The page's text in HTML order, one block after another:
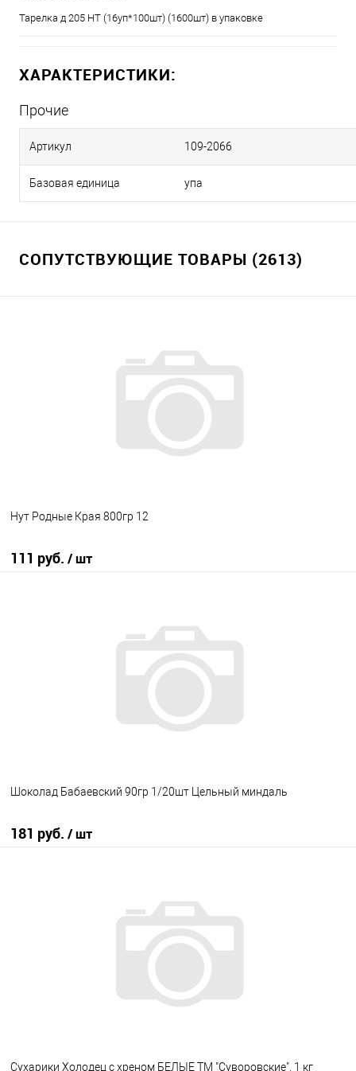
Тарелка д 205 НТ (16уп*100шт) (1600шт) в упаковке
ХАРАКТЕРИСТИКИ:
Прочие
Артикул 109-2066
Базовая единица упа
СОПУТСТВУЮЩИЕ ТОВАРЫ (2613)
Нут Родные Края 800гр 12
111 руб. / шт
В наличии
Шоколад Бабаевский 90гр 1/20шт Цельный миндаль
181 руб. / шт
В наличии
Сухарики Холодец с хреном БЕЛЫЕ ТМ "Суворовские", 1 кг